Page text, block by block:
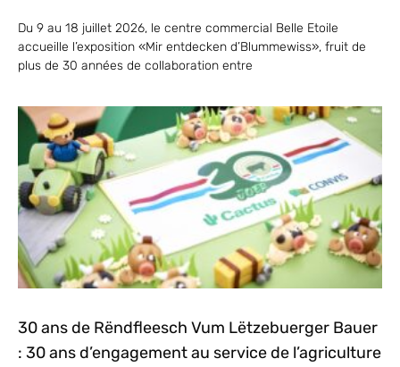
Du 9 au 18 juillet 2026, le centre commercial Belle Etoile
accueille l’exposition «Mir entdecken d’Blummewiss», fruit de
plus de 30 années de collaboration entre
30 ans de Rëndfleesch Vum Lëtzebuerger Bauer
: 30 ans d’engagement au service de l’agriculture